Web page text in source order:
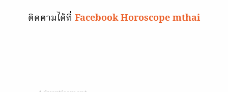
ติดตามได้ที่ Facebook Horoscope mthai